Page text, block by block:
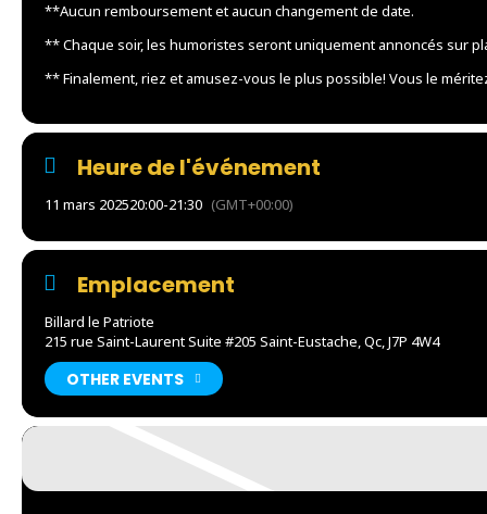
**Aucun remboursement et aucun changement de date.
** Chaque soir, les humoristes seront uniquement annoncés sur
** Finalement, riez et amusez-vous le plus possible! Vous le
Heure de l'événement
11 mars 202520:00-21:30 (GMT+00:00)
Emplacement
Billard le Patriote
215 rue Saint-Laurent Suite #205 Saint-Eustache, Qc, J7P 4W4
OTHER EVENTS